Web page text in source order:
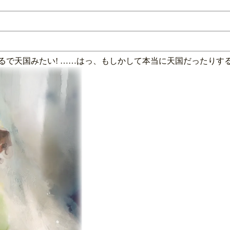
で天国みたい! ……はっ、もしかして本当に天国だったりす